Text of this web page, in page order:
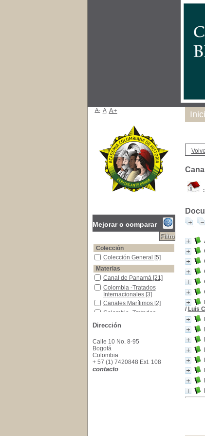
/ Luis
A- A A+
Mejorar o comparar
Colección
Colección General
Colección General [5]
Materias
Canal de Panamá
Canal de Panamá [21]
Colombia -Tratados Internacionales
Colombia -Tratados
Internacionales [3]
Canales Marítimos
Canales Marítimos [2]
Colombia -Tratados Internacionales -
Colombia -Tratados
Unidos de América
Público[2]
Estados Unidos -Tratados Internacionales
Estados Unidos -Tratados
Internacionales
Estados Unidos de América -Tratados
Estados Unidos de
América -Tratados
Colombia -Historia - Separación de
Dirección
Calle 10 No. 8-95
Bogotá
Colombia
+ 57 (1) 7420848 Ext. 108
contacto